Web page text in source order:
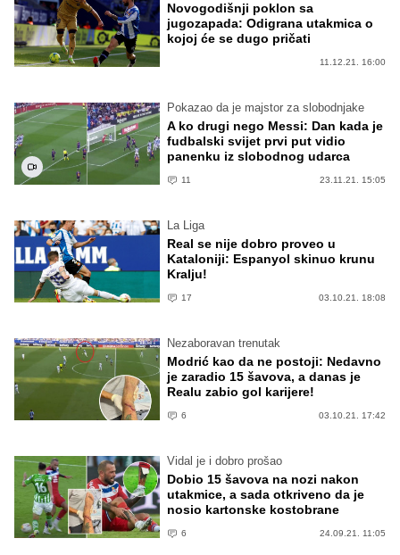
Novogodišnji poklon sa
jugozapada: Odigrana utakmica o
kojoj će se dugo pričati
11.12.21. 16:00
Pokazao da je majstor za slobodnjake
A ko drugi nego Messi: Dan kada je
fudbalski svijet prvi put vidio
panenku iz slobodnog udarca
11 23.11.21. 15:05
La Liga
Real se nije dobro proveo u
Kataloniji: Espanyol skinuo krunu
Kralju!
17 03.10.21. 18:08
Nezaboravan trenutak
Modrić kao da ne postoji: Nedavno
je zaradio 15 šavova, a danas je
Realu zabio gol karijere!
6 03.10.21. 17:42
Vidal je i dobro prošao
Dobio 15 šavova na nozi nakon
utakmice, a sada otkriveno da je
nosio kartonske kostobrane
6 24.09.21. 11:05